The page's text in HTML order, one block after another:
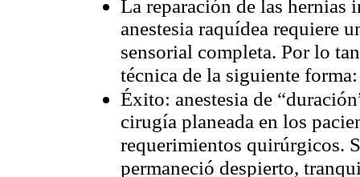
La reparación de las hernias
anestesia raquídea requiere
sensorial completa. Por lo
técnica de la siguiente forma:
Éxito: anestesia de
cirugía planeada en los
requerimientos quirúrgicos.
permaneció despierto,